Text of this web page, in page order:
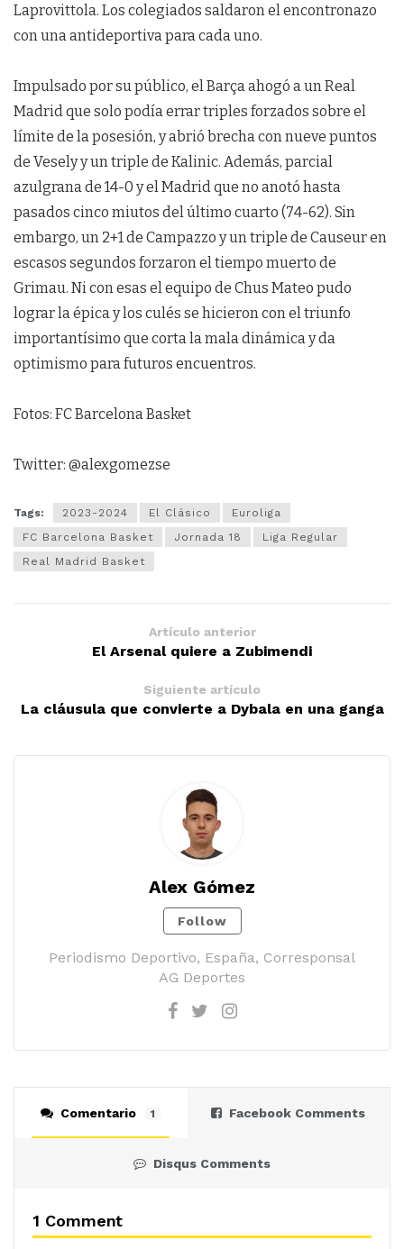
Laprovittola. Los colegiados saldaron el encontronazo
con una antideportiva para cada uno.
Impulsado por su público, el Barça ahogó a un Real
Madrid que solo podía errar triples forzados sobre el
límite de la posesión, y abrió brecha con nueve puntos
de Vesely y un triple de Kalinic. Además, parcial
azulgrana de 14-0 y el Madrid que no anotó hasta
pasados cinco miutos del último cuarto (74-62). Sin
embargo, un 2+1 de Campazzo y un triple de Causeur en
escasos segundos forzaron el tiempo muerto de
Grimau. Ni con esas el equipo de Chus Mateo pudo
lograr la épica y los culés se hicieron con el triunfo
importantísimo que corta la mala dinámica y da
optimismo para futuros encuentros.
Fotos: FC Barcelona Basket
Twitter: @alexgomezse
Tags: 2023-2024 El Clásico
Euroliga
FC Barcelona Basket
Jornada 18
Liga Regular
Real Madrid Basket
Artículo anterior
El Arsenal quiere a Zubimendi
Siguiente artículo
La cláusula que convierte a Dybala en una ganga
Alex Gómez
Follow
Periodismo Deportivo, España, Corresponsal
AG Deportes
Comentario 1 Facebook Comments
Disqus Comments
1 Comment